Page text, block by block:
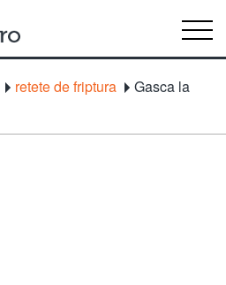
retete de friptura
Gasca la